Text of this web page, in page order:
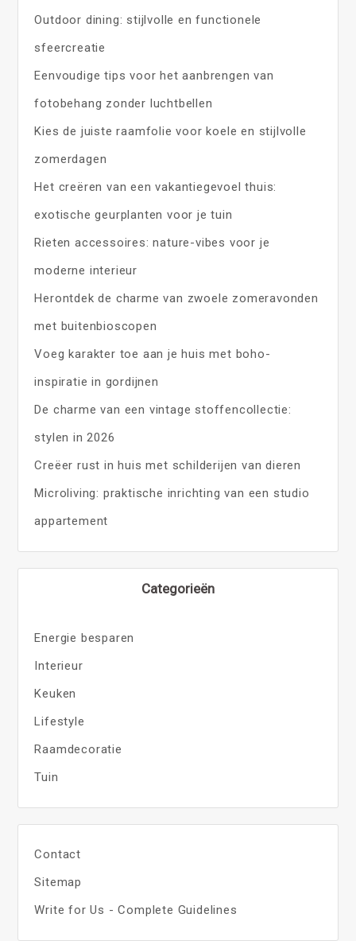
Outdoor dining: stijlvolle en functionele
sfeercreatie
Eenvoudige tips voor het aanbrengen van
fotobehang zonder luchtbellen
Kies de juiste raamfolie voor koele en stijlvolle
zomerdagen
Het creëren van een vakantiegevoel thuis:
exotische geurplanten voor je tuin
Rieten accessoires: nature-vibes voor je
moderne interieur
Herontdek de charme van zwoele zomeravonden
met buitenbioscopen
Voeg karakter toe aan je huis met boho-
inspiratie in gordijnen
De charme van een vintage stoffencollectie:
stylen in 2026
Creëer rust in huis met schilderijen van dieren
Microliving: praktische inrichting van een studio
appartement
Categorieën
Energie besparen
Interieur
Keuken
Lifestyle
Raamdecoratie
Tuin
Contact
Sitemap
Write for Us - Complete Guidelines